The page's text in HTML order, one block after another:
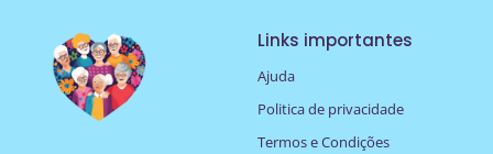
Links importantes
Ajuda
Politica de privacidade
Termos e Condições